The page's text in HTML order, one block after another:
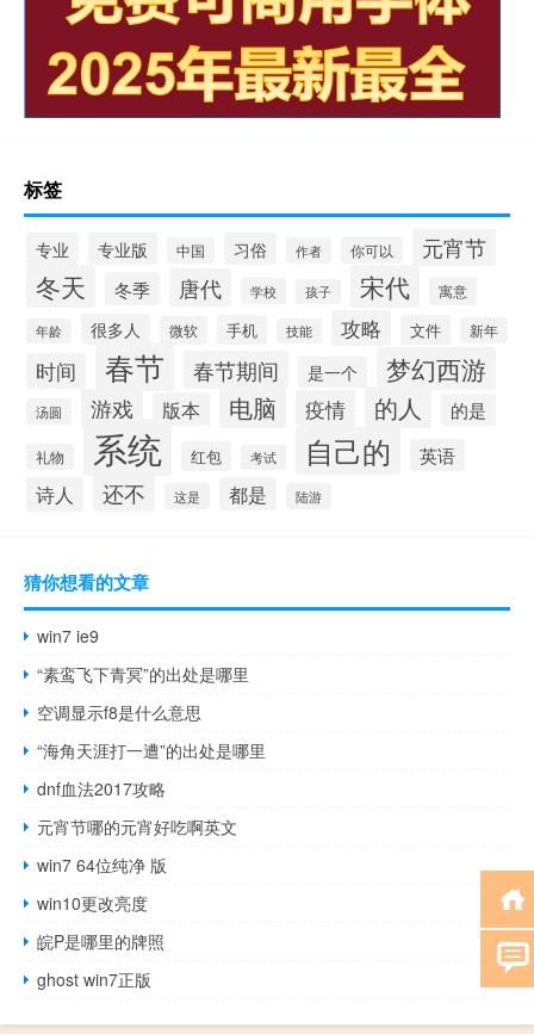
标签
专业 专业版 中国 习俗 作者 你可以 元宵节
冬天 冬季 唐代 学校 孩子 宋代 寓意
年龄 很多人 微软 手机 技能 攻略 文件 新年
时间 春节 春节期间 是一个 梦幻西游
汤圆 游戏 版本 电脑 疫情 的人 的是
礼物 系统 红包 考试 自己的 英语
诗人 还不 这是 都是 陆游
猜你想看的文章
win7 ie9
“素鸾飞下青冥”的出处是哪里
空调显示f8是什么意思
“海角天涯打一遭”的出处是哪里
dnf血法2017攻略
元宵节哪的元宵好吃啊英文
win7 64位纯净 版
win10更改亮度
皖P是哪里的牌照
ghost win7正版